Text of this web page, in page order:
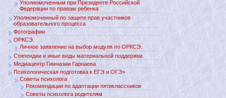
Уполномоченным при Президенте Российской
Федерации по правам ребенка
Уполномоченный по защите прав участников
образовательного процесса
Фотографии
ОРКСЭ.
Личное заявление на выбор модуля по ОРКСЭ.
Стипендии и иные виды материальной поддержки.
Медиацентр Гимназии Гарнаева
Психологическая подготовка к ЕГЭ и ОГЭ»
Советы психолога
Рекомендации по адаптации пятиклассников
Советы психолога родителям